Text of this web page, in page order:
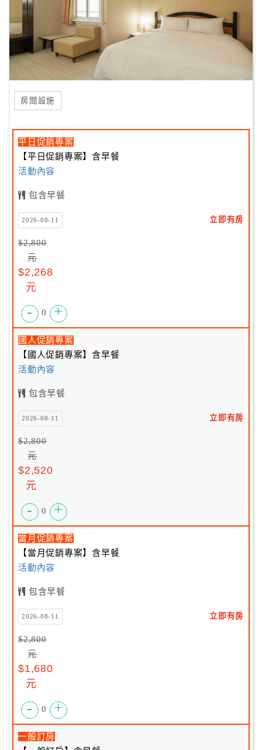
房間設施
平日促銷專案
【平日促銷專案】含早餐
活動內容
包含早餐
2026-08-11 立即有房
$2,800
元
$2,268
元
- 0 +
國人促銷專案
【國人促銷專案】含早餐
活動內容
包含早餐
2026-08-11 立即有房
$2,800
元
$2,520
元
- 0 +
當月促銷專案
【當月促銷專案】含早餐
活動內容
包含早餐
2026-08-11 立即有房
$2,800
元
$1,680
元
- 0 +
一般訂房